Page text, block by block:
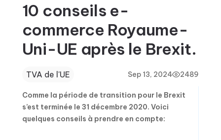
10 conseils e-
commerce Royaume-
Uni-UE après le Brexit.
TVA de l'UE Sep 13, 2024 2489
Comme la période de transition pour le Brexit
s’est terminée le 31 décembre 2020. Voici
quelques conseils à prendre en compte: